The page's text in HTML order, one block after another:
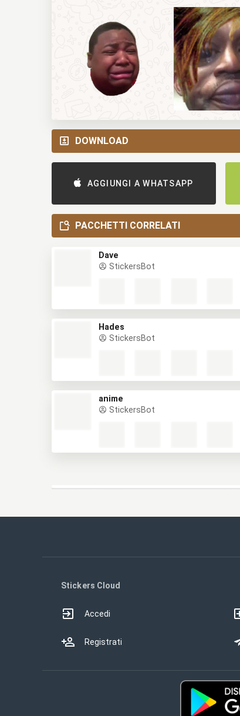
DOWNLOAD
AGGIUNGI A WHATSAPP
PACCHETTI CORRELATI
Dave
StickersBot
Hades
StickersBot
anime
StickersBot
Stickers Cloud
Accedi
Registrati